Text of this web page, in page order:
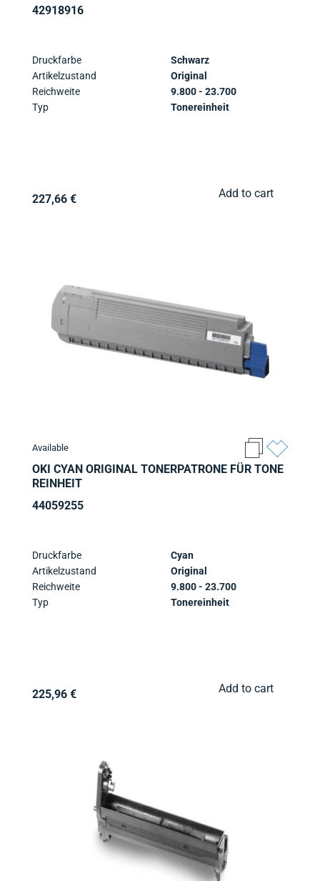
42918916
Druckfarbe
Artikelzustand
Reichweite
Typ
Schwarz
Original
9.800 - 23.700
Tonereinheit
227,66 € Add to cart
Available
OKI CYAN ORIGINAL TONERPATRONE FÜR TONE
REINHEIT
44059255
Druckfarbe
Artikelzustand
Reichweite
Typ
Cyan
Original
9.800 - 23.700
Tonereinheit
225,96 € Add to cart